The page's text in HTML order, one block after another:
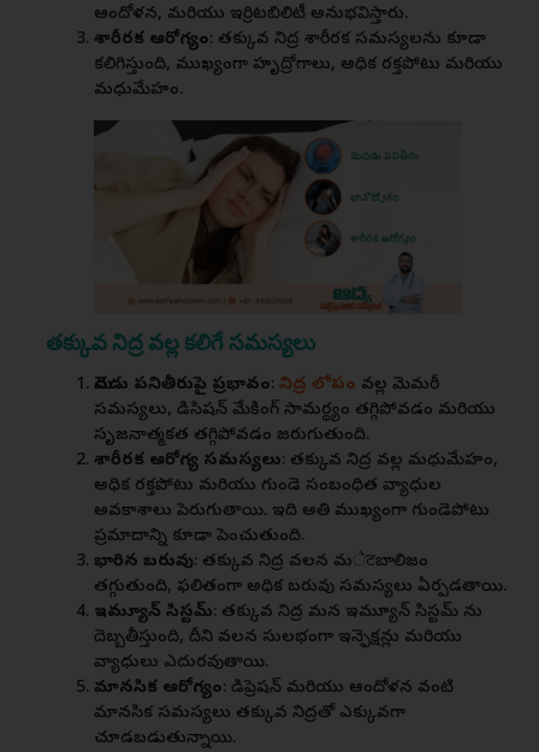
ఆందోళన, మరియు ఇర్రిటబిలిటీ అనుభవిస్తారు.
శారీరక ఆరోగ్యం: తక్కువ నిద్ర శారీరక సమస్యలను కూడా
కలిగిస్తుంది, ముఖ్యంగా హృద్రోగాలు, అధిక రక్తపోటు మరియు
మధుమేహం.
తక్కువ నిద్ర వల్ల కలిగే సమస్యలు
మెదడు పనితీరుపై ప్రభావం: నిద్ర లోపం వల్ల మెమరీ
సమస్యలు, డిసిషన్ మేకింగ్ సామర్థ్యం తగ్గిపోవడం మరియు
సృజనాత్మకత తగ్గిపోవడం జరుగుతుంది.
శారీరక ఆరోగ్య సమస్యలు: తక్కువ నిద్ర వల్ల మధుమేహం,
అధిక రక్తపోటు మరియు గుండె సంబంధిత వ్యాధుల
అవకాశాలు పెరుగుతాయి. ఇది అతి ముఖ్యంగా గుండెపోటు
ప్రమాదాన్ని కూడా పెంచుతుంది.
భారిన బరువు: తక్కువ నిద్ర వలన మेटబాలిజం
తగ్గుతుంది, ఫలితంగా అధిక బరువు సమస్యలు ఏర్పడతాయి.
ఇమ్యూన్ సిస్టమ్: తక్కువ నిద్ర మన ఇమ్యూన్ సిస్టమ్ ను
దెబ్బతీస్తుంది, దీని వలన సులభంగా ఇన్ఫెక్షన్లు మరియు
వ్యాధులు ఎదురవుతాయి.
మానసిక ఆరోగ్యం: డిప్రెషన్ మరియు ఆందోళన వంటి
మానసిక సమస్యలు తక్కువ నిద్రతో ఎక్కువగా
చూడబడుతున్నాయి.